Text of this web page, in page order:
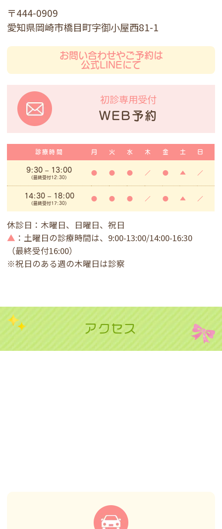
〒444-0909
愛知県岡崎市橋目町字御小屋西81-1
お問い合わせやご予約は
公式LINEにて
初診専用受付
WEB予約
診療時間 月 火 水 木 金 土 日
9:30 – 13:00
(最終受付12:30)
● ● ● ／ ● ▲ ／
14:30 – 18:00
(最終受付17:30)
● ● ● ／ ● ▲ ／
休診日：木曜日、日曜日、祝日
▲ ：土曜日の診療時間は、9:00-13:00/14:00-16:30
（最終受付16:00）
※祝日のある週の木曜日は診察
アクセス